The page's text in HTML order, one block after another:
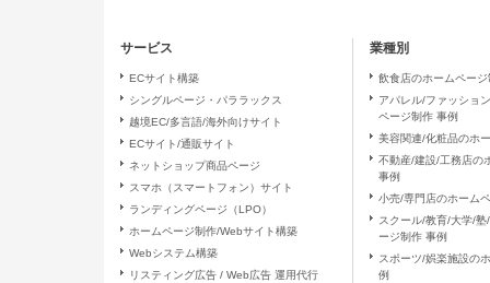
ご本人からの求めにより、当社
の停止・消去および第三者への
開示等に応ずる窓口は、お問合
（７）本人が容易に認識できない
クッキーやウェブビーコン等を
（８）個人情報の安全管理措置に
取得した個人情報については、
置を講じます。 お問合せへの回
サービス
ECサイト構築
シングルページ・パララックス
越境EC/多言語/海外向けサイト
ECサイト/通販サイト
ネットショップ商品ページ
スマホ（スマートフォン）サイト
ランディングページ（LPO）
ホームページ制作/Webサイト構築
Webシステム構築
リスティング広告 / Web広告 運用代行
業種別
飲食店のホームペー
アパレル/ファッショ
ページ制作 事例
美容関連/化粧品のホ
不動産/建設/工務店の
事例
小売/専門店のホーム
スクール/教育/大学/
ージ制作 事例
スポーツ/娯楽施設の
例